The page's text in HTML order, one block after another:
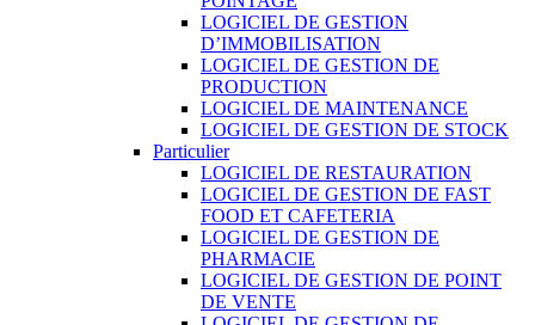
LOGICIEL DE GESTION
D’IMMOBILISATION
LOGICIEL DE GESTION DE
PRODUCTION
LOGICIEL DE MAINTENANCE
LOGICIEL DE GESTION DE STOCK
Particulier
LOGICIEL DE RESTAURATION
LOGICIEL DE GESTION DE FAST
FOOD ET CAFETERIA
LOGICIEL DE GESTION DE
PHARMACIE
LOGICIEL DE GESTION DE POINT
DE VENTE